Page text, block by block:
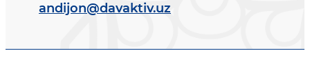
andijon@davaktiv.uz